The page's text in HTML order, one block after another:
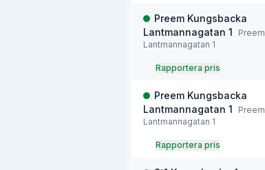
Preem Kungsbacka
Lantmannagatan 1
Preem
Lantmannagatan 1
Rapportera pris
Preem Kungsbacka
Lantmannagatan 1
Preem
Lantmannagatan 1
Rapportera pris